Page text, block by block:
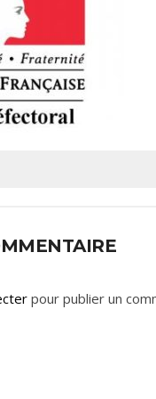
pour publier un